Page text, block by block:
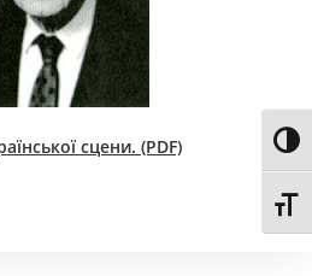
сцени. (PDF)